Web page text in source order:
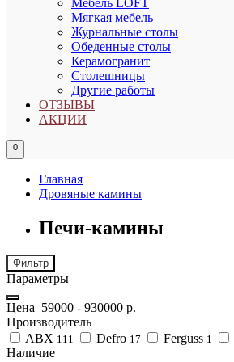
Мягкая мебель
Журнальные столы
Обеденные столы
Керамогранит
Столешницы
Другие работы
ОТЗЫВЫ
АКЦИИ
0
Главная
Дровяные камины
Печи-камины
Фильтр
Параметры
Цена 59000 - 930000 р.
Производитель
ABX 111 Defro 17 Ferguss 1
Наличие